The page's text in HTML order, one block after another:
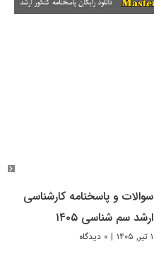
سوالات و پاسخنامه کارشناسی
ارشد سم شناسی ۱۴۰۵
۱ تیر, ۱۴۰۵ | ۰ دیدگاه